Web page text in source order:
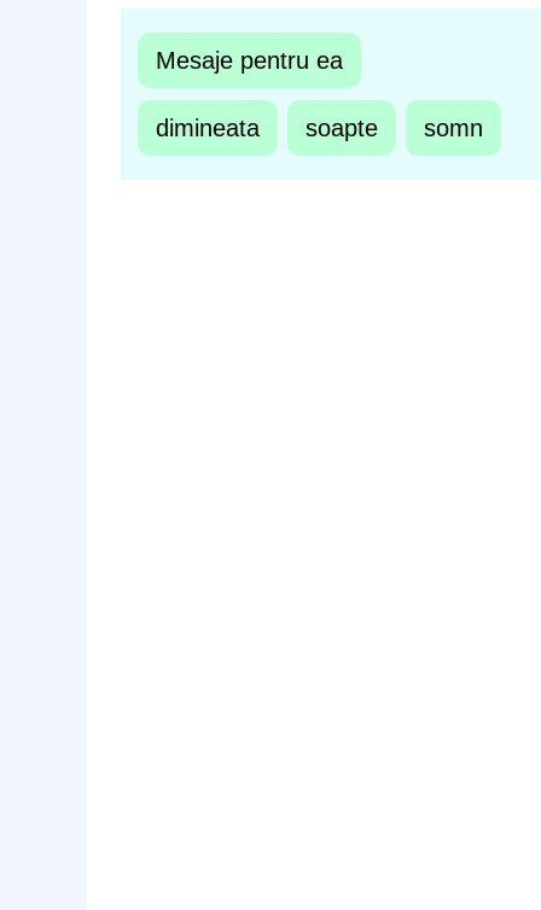
Mesaje pentru ea
dimineata soapte somn